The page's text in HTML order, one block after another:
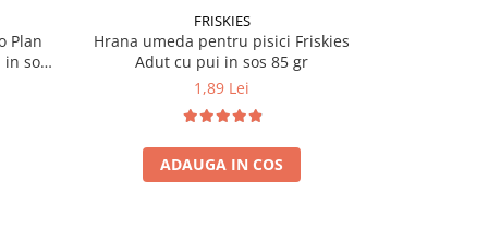
Plan
in sos
FRISKIES
Hrana umeda pentru pisici Friskies
Adut cu pui in sos 85 gr
1,89 Lei
ADAUGA IN COS